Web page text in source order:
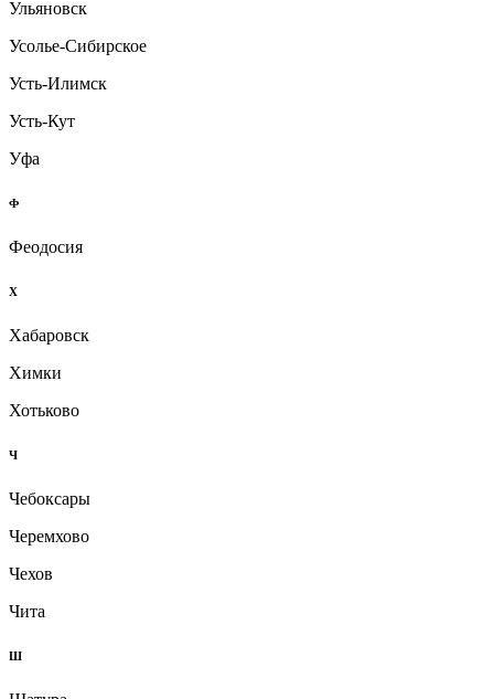
Ульяновск
Усолье-Сибирское
Усть-Илимск
Усть-Кут
Уфа
Ф
Феодосия
Х
Хабаровск
Химки
Хотьково
Ч
Чебоксары
Черемхово
Чехов
Чита
Ш